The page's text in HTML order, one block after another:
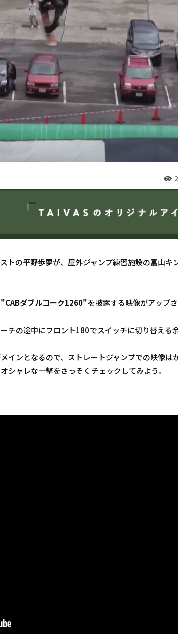
トの平野歩夢が、屋外ジャンプ練習施設の富山キ
"CABダブルコーク1260"を披露する映像がアップさ
チの途中にフロント180でスイッチに切り替える
インとなるので、ストレートジャンプでの映像は
シャレな一撃をさっそくチェックしてみよう。